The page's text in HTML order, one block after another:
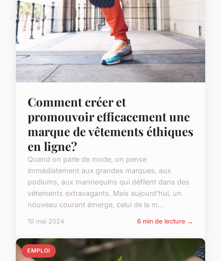
Comment créer et
promouvoir efficacement une
marque de vêtements éthiques
en ligne?
Quand on parle de mode, on pense
immédiatement aux grandes marques, aux
podiums, aux mannequins qui défilent dans des
vêtements extravagants. Mais aujourd'hui, un
nouveau courant émerge, celui de la m...
10 mai 2024 6 min de lecture →
EMPLOI